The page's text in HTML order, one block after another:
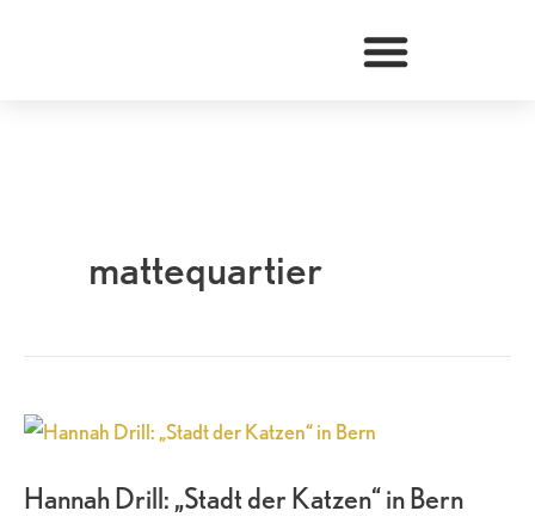
mattequartier
Hannah Drill: „Stadt der Katzen“ in Bern
Hannah
„Stadt